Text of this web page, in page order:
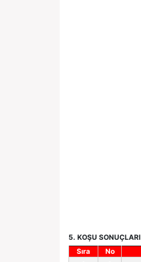
5. KOŞU SONUÇLARI
Sıra
No